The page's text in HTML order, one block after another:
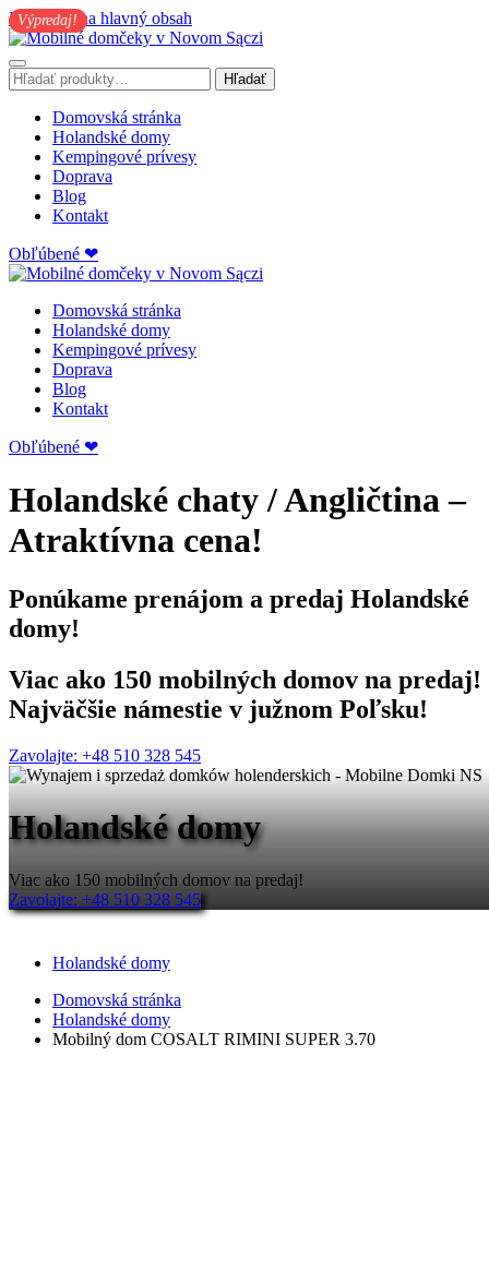
Preskočiť na hlavný obsah
Hľadať: Hľadať
Domovská stránka
Holandské domy
Kempingové prívesy
Doprava
Blog
Kontakt
Obľúbené ❤
Domovská stránka
Holandské domy
Kempingové prívesy
Doprava
Blog
Kontakt
Obľúbené ❤
Holandské chaty/Angličtina–
Atraktívna cena!
Ponúkame prenájom a predaj Holandské
domy!
Viac ako 150 mobilných domov na predaj!
Najväčšie námestie v južnom Poľsku!
Zavolajte: +48 510 328 545
Holandské domy
Viac ako 150 mobilných domov na predaj!
Zavolajte: +48 510 328 545
Holandské domy
Domovská stránka
Holandské domy
Mobilný dom COSALT RIMINI SUPER 3.70
Výpredaj!